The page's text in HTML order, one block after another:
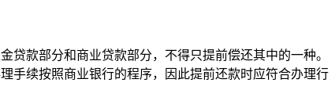
款部分和商业贷款部分，不得只提前偿还其中的一种。
手续按照商业银行的程序，因此提前还款时应符合办理行